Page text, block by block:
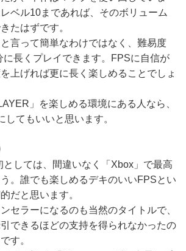
ベル10まであれば、そのボリューム
たはずです。
言って簡単なわけではなく、難易度
に長くプレイできます。FPSに自信が
上げれば更に長く楽しめることでしょ
」を楽しめる環境にある人なら、
してもいいと思います。
としては、間違いなく「Xbox」で最高
。誰でも楽しめるデキのいいFPSとい
だと思います。
セラーになるのも当然のタイトルで、
できるほどの支持を得られなかったの
す。